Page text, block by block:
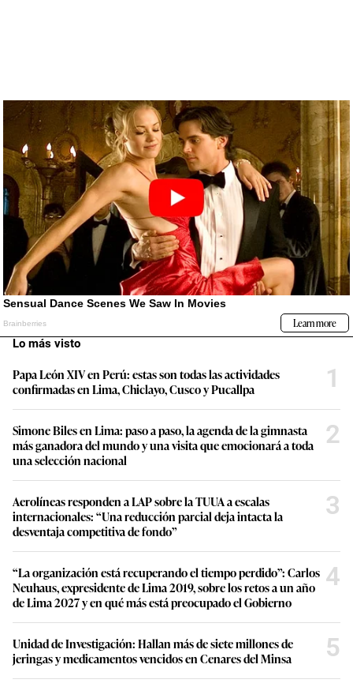
Lo más visto
Papa León XIV en Perú: estas son todas las actividades
confirmadas en Lima, Chiclayo, Cusco y Pucallpa
1
Simone Biles en Lima: paso a paso, la agenda de la gimnasta
más ganadora del mundo y una visita que emocionará a toda
una selección nacional
2
Aerolíneas responden a LAP sobre la TUUA a escalas
internacionales: “Una reducción parcial deja intacta la
desventaja competitiva de fondo”
3
“La organización está recuperando el tiempo perdido”: Carlos
Neuhaus, expresidente de Lima 2019, sobre los retos a un año
de Lima 2027 y en qué más está preocupado el Gobierno
4
Unidad de Investigación: Hallan más de siete millones de
jeringas y medicamentos vencidos en Cenares del Minsa
5